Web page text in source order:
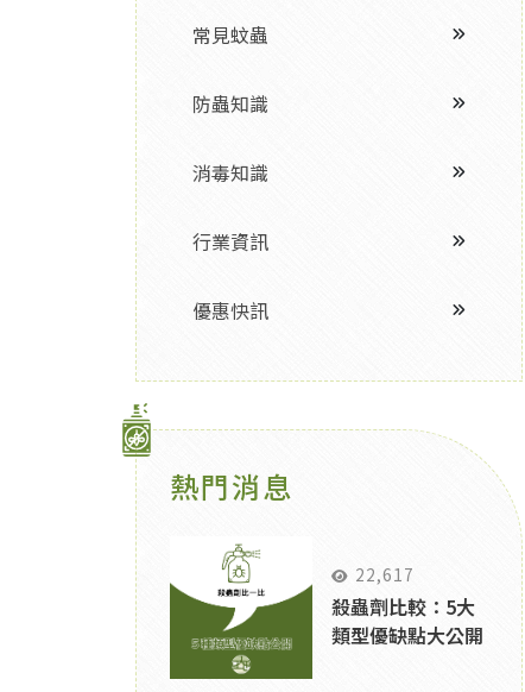
常見蚊蟲
防蟲知識
消毒知識
行業資訊
優惠快訊
熱門消息
22,617
殺蟲劑比較：5大
類型優缺點大公開